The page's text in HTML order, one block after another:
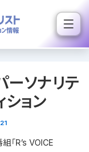
ソナリテ
ション
「R’s VOICE